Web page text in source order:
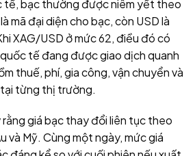
tế, bạc thường được niêm yết theo
mã đại diện cho bạc, còn USD là
XAG/USD ở mức 62, điều đó có
tế đang được giao dịch quanh
thuế, phí, gia công, vận chuyển và
từng thị trường.
rằng giá bạc thay đổi liên tục theo
và Mỹ. Cùng một ngày, mức giá